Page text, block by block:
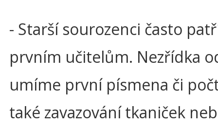
- Starší sourozenci často
prvním učitelům. Nezřídka
umíme první písmena či
také zavazování tkaniček